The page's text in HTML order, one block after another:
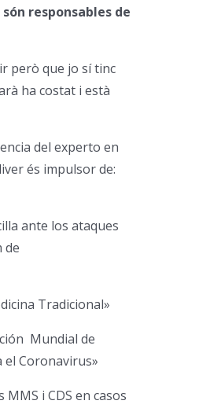
responsables de
però que jo sí tinc
ha costat i està
del experto en
és impulsor de:
ante los ataques
de
Tradicional»
Mundial de
Coronavirus»
MMS i CDS en casos